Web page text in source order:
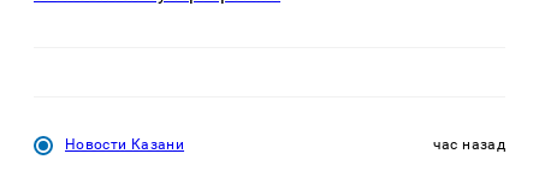
Новости Казани час назад